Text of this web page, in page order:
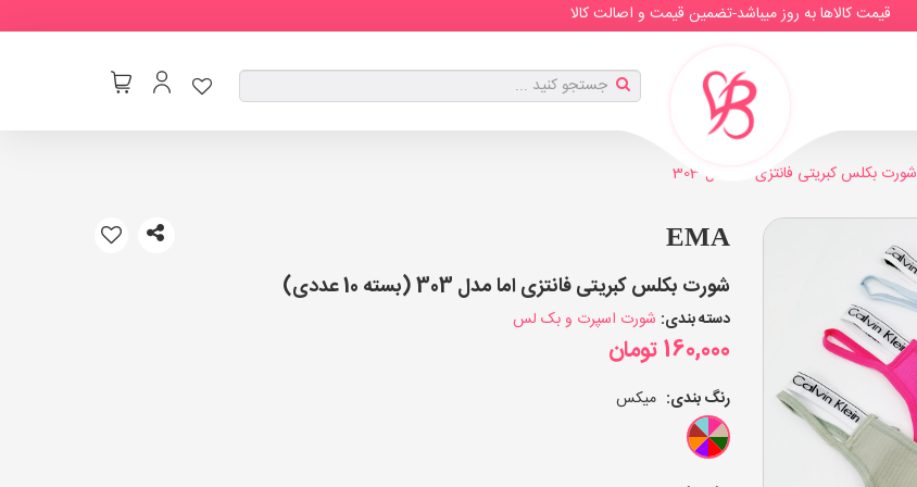
قیمت کالاها به روز میباشد-تضمین قیمت و اصالت کالا
شورت بکلس کبریتی فانتزی اما مدل 303
EMA
شورت بکلس کبریتی فانتزی اما مدل 303 (بسته 10 عددی)
دسته بندی: شورت اسپرت و بک لس
160,000تومان
رنگ بندی: میکس